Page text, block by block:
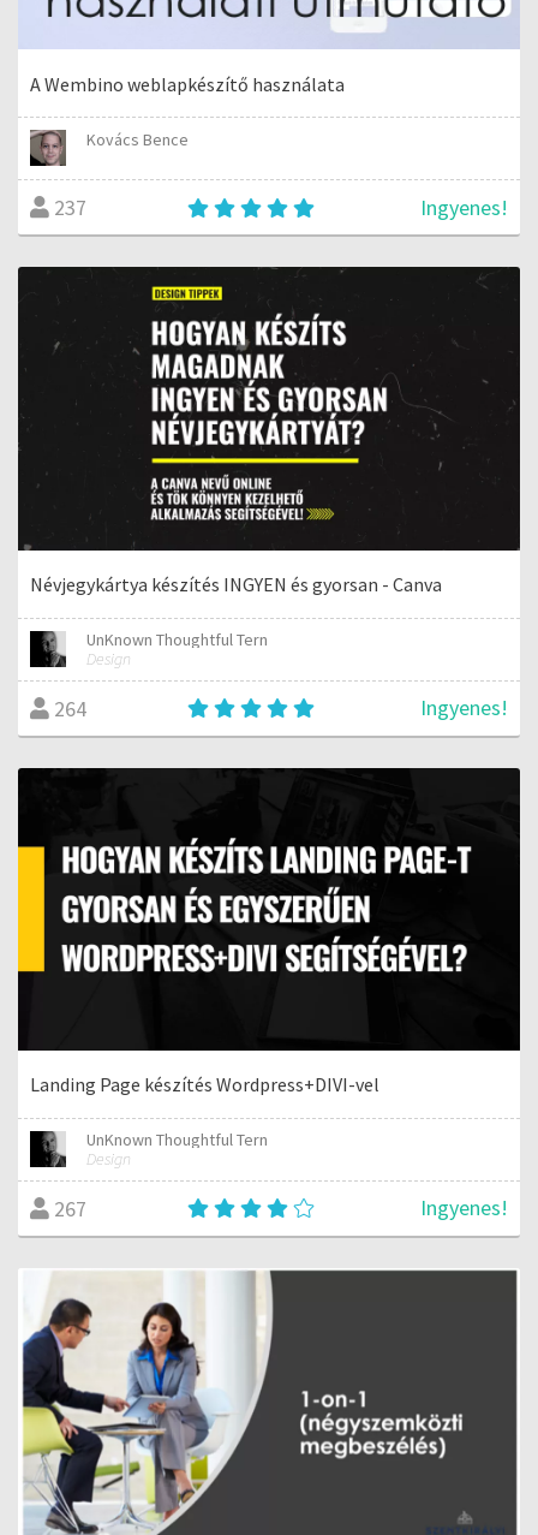
A Wembino weblapkészítő használata
Kovács Bence
237 Ingyenes!
Névjegykártya készítés INGYEN és gyorsan - Canva
UnKnown Thoughtful Tern
Design
264 Ingyenes!
Landing Page készítés Wordpress+DIVI-vel
UnKnown Thoughtful Tern
Design
267 Ingyenes!